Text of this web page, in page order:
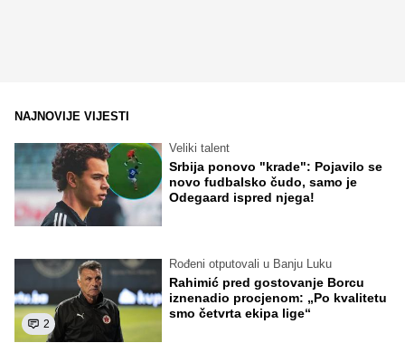
NAJNOVIJE VIJESTI
Veliki talent
Srbija ponovo "krade": Pojavilo se
novo fudbalsko čudo, samo je
Odegaard ispred njega!
2
Rođeni otputovali u Banju Luku
Rahimić pred gostovanje Borcu
iznenadio procjenom: „Po kvalitetu
smo četvrta ekipa lige“